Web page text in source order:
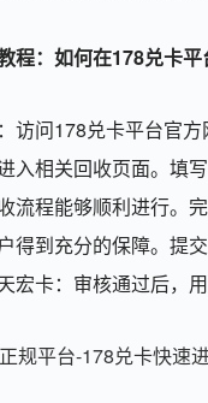
程：如何在178兑卡平
访问178兑卡平台官
入相关回收页面。填
流程能够顺利进行。
得到充分的保障。提
宏卡：审核通过后，
规平台-178兑卡快速